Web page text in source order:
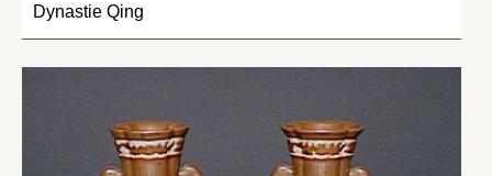
Dynastie Qing